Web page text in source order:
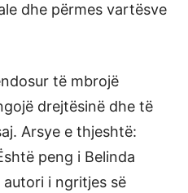
dhe përmes vartësve
të mbrojë
drejtësinë dhe të
Arsye e thjeshtë:
peng i Belinda
autori i ngritjes së